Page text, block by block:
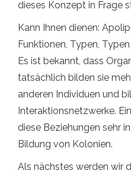
dieses Konzept in Frage
Kann Ihnen dienen:
Funktionen, Typen, Typen
Es ist bekannt, dass
tatsächlich bilden sie
anderen Individuen und
Interaktionsnetzwerke.
diese Beziehungen sehr
Bildung von Kolonien.
Als nächstes werden wir